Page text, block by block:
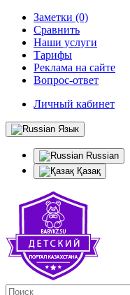
Заметки (0)
Сравнить
Наши услуги
Тарифы
Реклама на сайте
Вопрос-ответ
Личный кабинет
Язык
Russian
Қазақ